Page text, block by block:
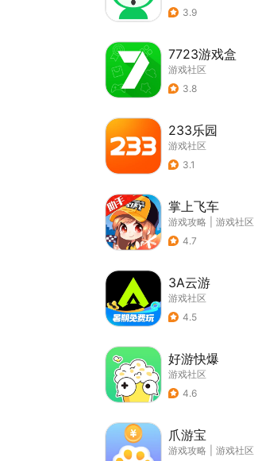
3.9
7723游戏盒
游戏社区
3.8
233乐园
游戏社区
3.1
掌上飞车
游戏攻略
游戏社区
4.7
3A云游
游戏社区
4.5
好游快爆
游戏社区
4.6
爪游宝
游戏攻略
游戏社区